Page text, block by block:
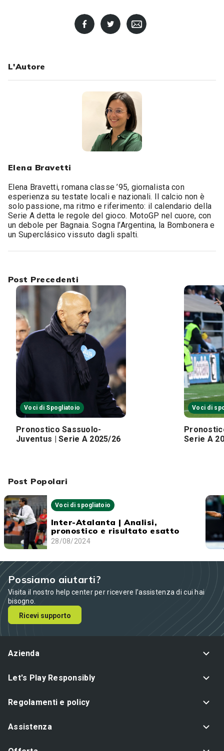
L'Autore
Elena Bravetti
Elena Bravetti, romana classe ’95, giornalista con
esperienza su testate locali e nazionali. Il calcio non è
solo passione, ma ritmo e riferimento: il calendario della
Serie A detta le regole del gioco. MotoGP nel cuore, con
un debole per Bagnaia. Sogna l’Argentina, la Bombonera e
un Superclásico vissuto dagli spalti.
Post Popolari
Voci di spogliatoio
Inter-Atalanta | Analisi,
pronostico e risultato esatto
28/08/2024
Post Precedenti
Voci di Spogliatoio
Pronostico Sassuolo-
Juventus | Serie A 2025/26
Voci di
Serie A
Possiamo aiutarti?
Visita il nostro help center per ricevere l’assistenza di cui hai
bisogno.
Ricevi supporto
Azienda
Let's Play Responsibly
Regolamenti e policy
Assistenza